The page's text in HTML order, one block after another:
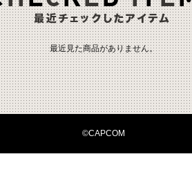
最近見た商品がありません。
©CAPCOM